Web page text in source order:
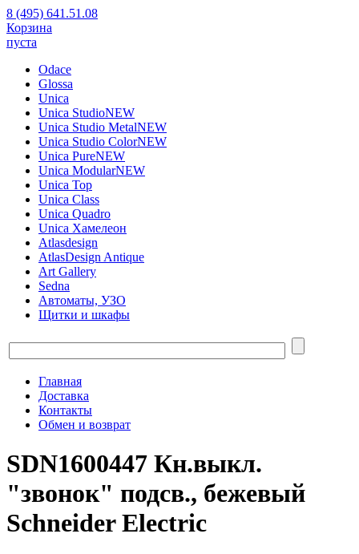
8 (495) 641.51.08
Корзина
пуста
Odace
Glossa
Unica
Unica StudioNEW
Unica Studio MetalNEW
Unica Studio ColorNEW
Unica PureNEW
Unica ModularNEW
Unica Top
Unica Class
Unica Quadro
Unica Хамелеон
Atlasdesign
AtlasDesign Antique
Art Gallery
Sedna
Автоматы, УЗО
Щитки и шкафы
Главная
Доставка
Контакты
Обмен и возврат
SDN1600447 Кн.выкл.
"звонок" подсв., бежевый
Schneider Electric